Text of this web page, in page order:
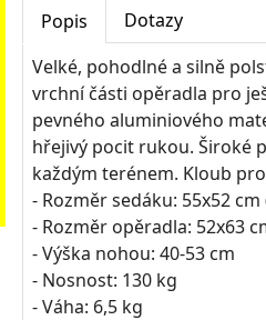
Popis
Dotazy
Velké, pohodlné a silně
vrchní části opěradla pro
pevného aluminiového
hřejivý pocit rukou. Široké
každým terénem. Kloub
- Rozměr sedáku: 55x52 cm
- Rozměr opěradla: 52x63
- Výška nohou: 40-53 cm
- Nosnost: 130 kg
- Váha: 6,5 kg